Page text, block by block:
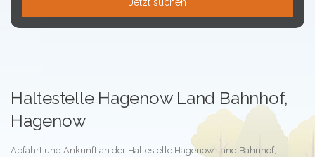
Haltestelle Hagenow Land Bahnhof,
Hagenow
Abfahrt und Ankunft an der Haltestelle Hagenow Land Bahnhof,